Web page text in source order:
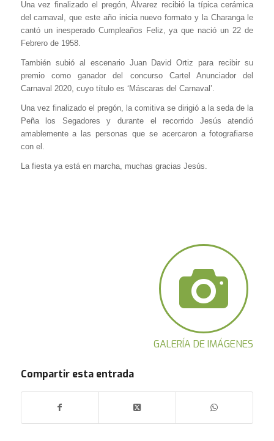
Una vez finalizado el pregón, Álvarez recibió la típica cerámica
del carnaval, que este año inicia nuevo formato y la Charanga le
cantó un inesperado Cumpleaños Feliz, ya que nació un 22 de
Febrero de 1958.
También subió al escenario Juan David Ortiz para recibir su
premio como ganador del concurso Cartel Anunciador del
Carnaval 2020, cuyo título es ‘Máscaras del Carnaval’.
Una vez finalizado el pregón, la comitiva se dirigió a la seda de la
Peña los Segadores y durante el recorrido Jesús atendió
amablemente a las personas que se acercaron a fotografiarse
con el.
La fiesta ya está en marcha, muchas gracias Jesús.
GALERÍA DE IMÁGENES
Compartir esta entrada